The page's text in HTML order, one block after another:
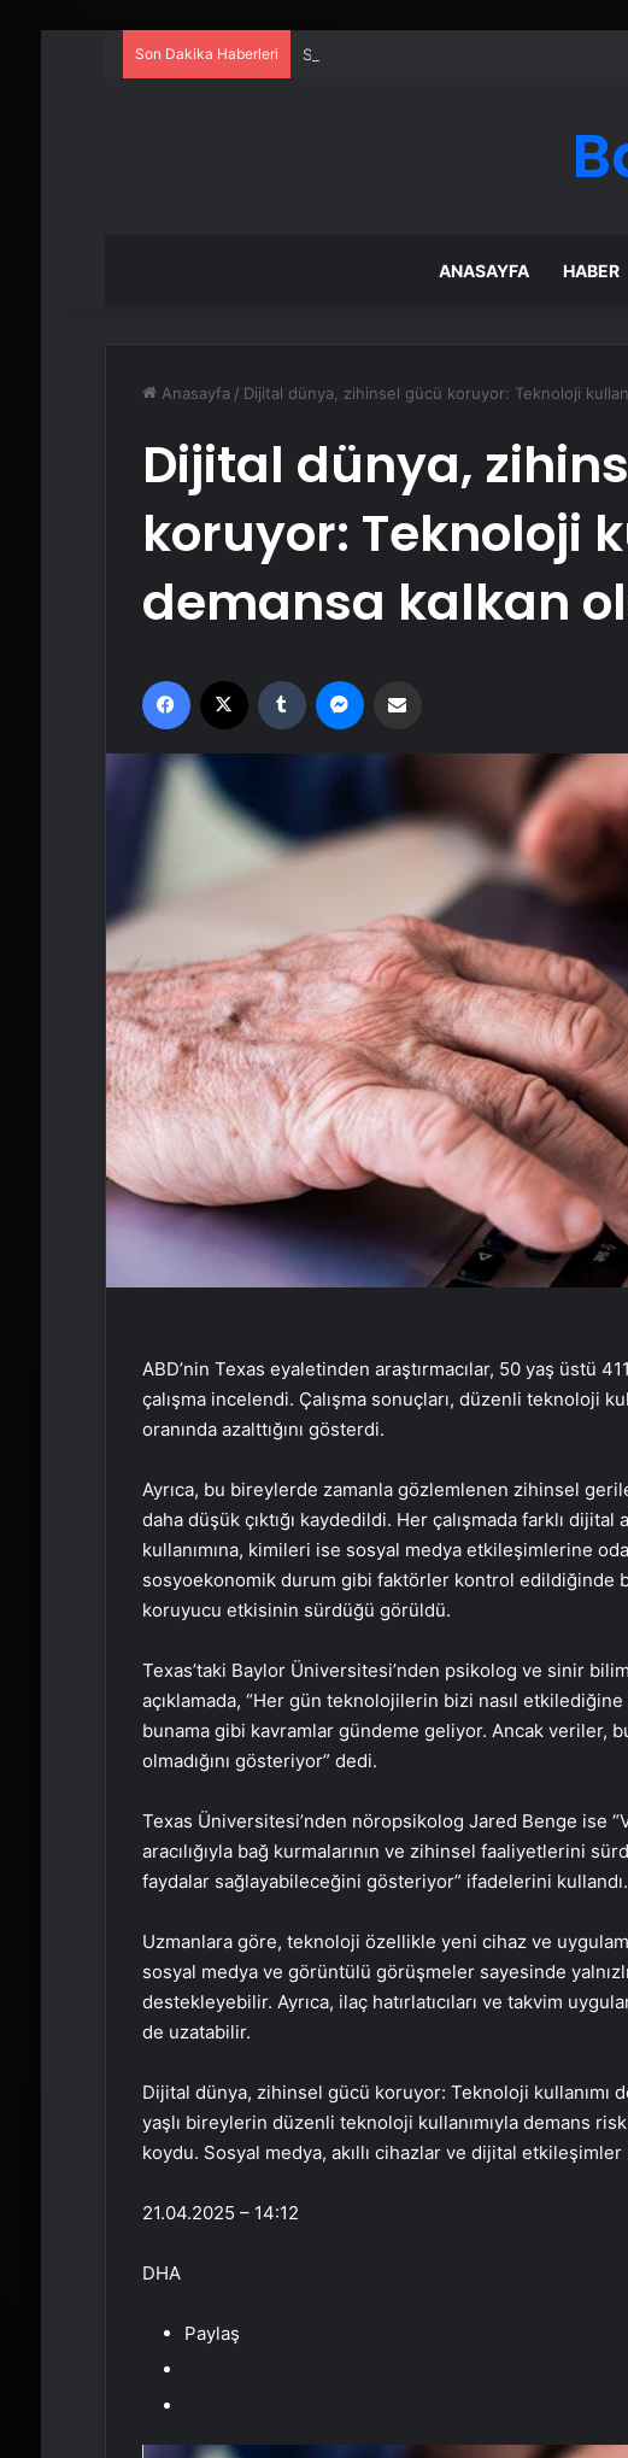
Son Dakika Haberleri Serjoy : Dijital Medya Ajansı, Google Reklam
ANASAYFA HABER
Anasayfa / Dijital dünya, zihinsel gücü koruyor: Teknoloji
Dijital dünya,
koruyor: Teknoloji
demansa kalkan
Facebook Tumblr
ABD’nin Texas eyaletinden araştırmacılar, 50 yaş üstü
çalışma incelendi. Çalışma sonuçları, düzenli teknoloji
oranında azalttığını gösterdi.
Ayrıca, bu bireylerde zamanla gözlemlenen zihinsel
daha düşük çıktığı kaydedildi. Her çalışmada farklı
kullanımına, kimileri ise sosyal medya etkileşimlerine
sosyoekonomik durum gibi faktörler kontrol edildiğinde
koruyucu etkisinin sürdüğü görüldü.
Texas’taki Baylor Üniversitesi’nden psikolog ve sinir
açıklamada, “Her gün teknolojilerin bizi nasıl
bunama gibi kavramlar gündeme geliyor. Ancak veriler,
olmadığını gösteriyor” dedi.
Texas Üniversitesi’nden nöropsikolog Jared Benge ise
aracılığıyla bağ kurmalarının ve zihinsel faaliyetlerini
faydalar sağlayabileceğini gösteriyor” ifadelerini kullandı.
Uzmanlara göre, teknoloji özellikle yeni cihaz ve
sosyal medya ve görüntülü görüşmeler sayesinde
destekleyebilir. Ayrıca, ilaç hatırlatıcıları ve takvim
de uzatabilir.
Dijital dünya, zihinsel gücü koruyor: Teknoloji kullanımı
yaşlı bireylerin düzenli teknoloji kullanımıyla demans
koydu. Sosyal medya, akıllı cihazlar ve dijital
21.04.2025 – 14:12
DHA
Paylaş